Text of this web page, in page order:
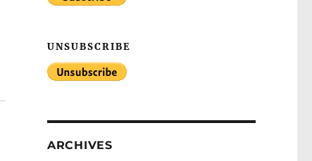
UNSUBSCRIBE
ARCHIVES